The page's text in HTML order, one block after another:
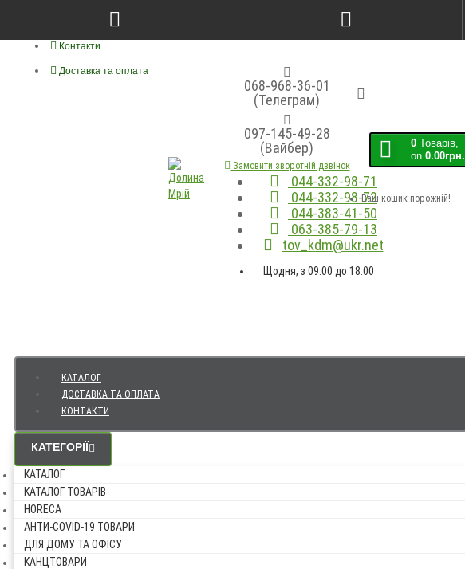
Контакти
Доставка та оплата
068-968-36-01
(Телеграм)
097-145-49-28
(Вайбер)
Замовити зворотній дзвінок
044-332-98-71
044-332-98-72
044-383-41-50
063-385-79-13
tov_kdm@ukr.net
Щодня, з 09:00 до 18:00
0 Товарів,
on 0.00грн.
Ваш кошик порожній!
КАТАЛОГ
ДОСТАВКА ТА ОПЛАТА
КОНТАКТИ
КАТЕГОРІЇ
КАТАЛОГ
КАТАЛОГ ТОВАРІВ
HORECA
АНТИ-COVID-19 ТОВАРИ
ДЛЯ ДОМУ ТА ОФІСУ
КАНЦТОВАРИ